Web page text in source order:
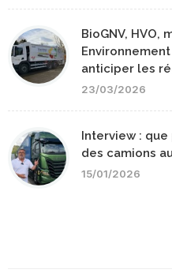
BioGNV, HVO,
anticiper les
23/03/2026
Interview :
des camions
15/01/2026